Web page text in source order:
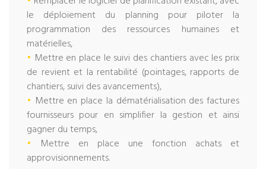
le déploiement du planning pour piloter la
programmation des ressources humaines et
matérielles,
• Mettre en place le suivi des chantiers avec les prix
de revient et la rentabilité (pointages, rapports de
chantiers, suivi des avancements),
• Mettre en place la dématérialisation des factures
fournisseurs pour en simplifier la gestion et ainsi
gagner du temps,
• Mettre en place une fonction achats et
approvisionnements.